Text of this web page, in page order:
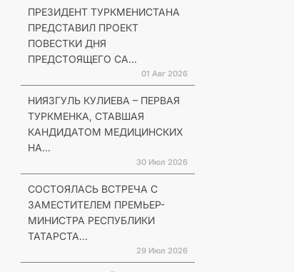
ПРЕЗИДЕНТ ТУРКМЕНИСТАНА
ПРЕДСТАВИЛ ПРОЕКТ
ПОВЕСТКИ ДНЯ
ПРЕДСТОЯЩЕГО СА...
01 Авг 2026
НИЯЗГУЛЬ КУЛИЕВА – ПЕРВАЯ
ТУРКМЕНКА, СТАВШАЯ
КАНДИДАТОМ МЕДИЦИНСКИХ
НА...
30 Июл 2026
СОСТОЯЛАСЬ ВСТРЕЧА С
ЗАМЕСТИТЕЛЕМ ПРЕМЬЕР-
МИНИСТРА РЕСПУБЛИКИ
ТАТАРСТА...
29 Июл 2026